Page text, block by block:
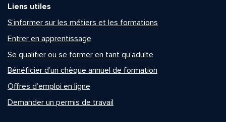
Liens utiles
S’informer sur les métiers et les formations
Entrer en apprentissage
Se qualifier ou se former en tant qu’adulte
Bénéficier d’un chèque annuel de formation
Offres d’emploi en ligne
Demander un permis de travail